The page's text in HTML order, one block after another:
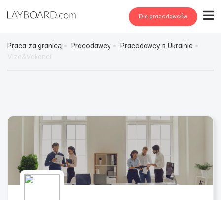
Dla pracodawców
Praca za granicą Pracodawcy
Pracodawcy в Ukrainie